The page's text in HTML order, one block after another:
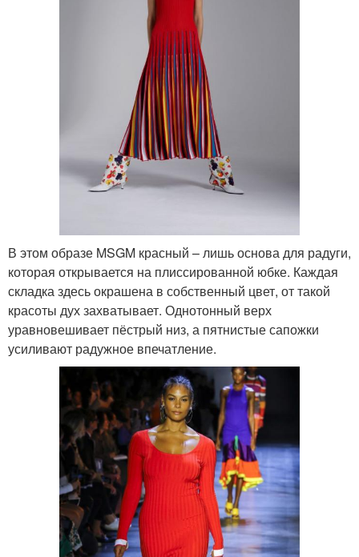
В этом образе MSGM красный – лишь основа для радуги,
которая открывается на плиссированной юбке. Каждая
складка здесь окрашена в собственный цвет, от такой
красоты дух захватывает. Однотонный верх
уравновешивает пёстрый низ, а пятнистые сапожки
усиливают радужное впечатление.